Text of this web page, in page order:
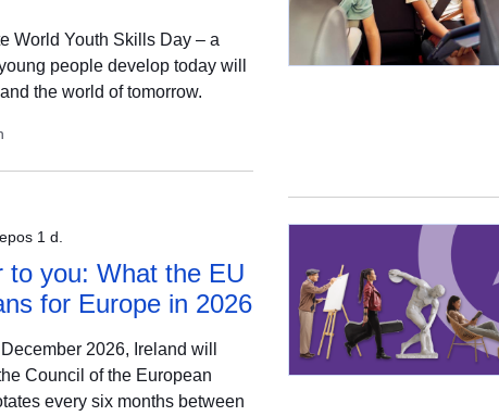
World Youth Skills Day – a
people develop today will
the world of tomorrow.
1 d.
to you: What the EU
for Europe in 2026
2026, Ireland will
Council of the European
every six months between